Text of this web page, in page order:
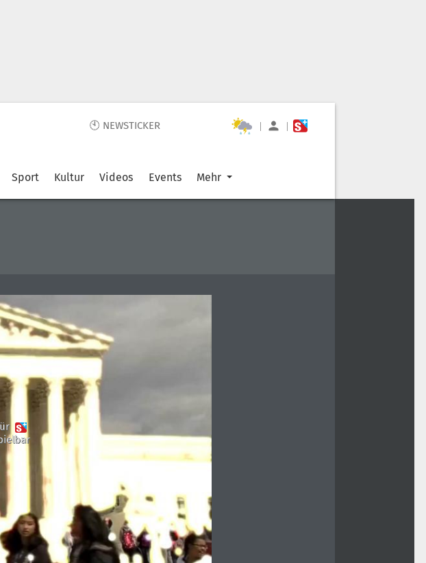
🕙 NEWSTICKER | |
Sport Kultur Videos Events Mehr